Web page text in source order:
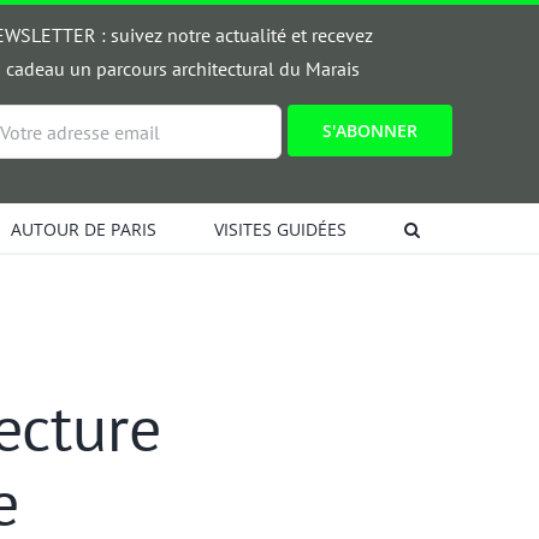
: suivez notre actualité et recevez
cadeau un parcours architectural du Marais
AUTOUR DE PARIS VISITES GUIDÉES